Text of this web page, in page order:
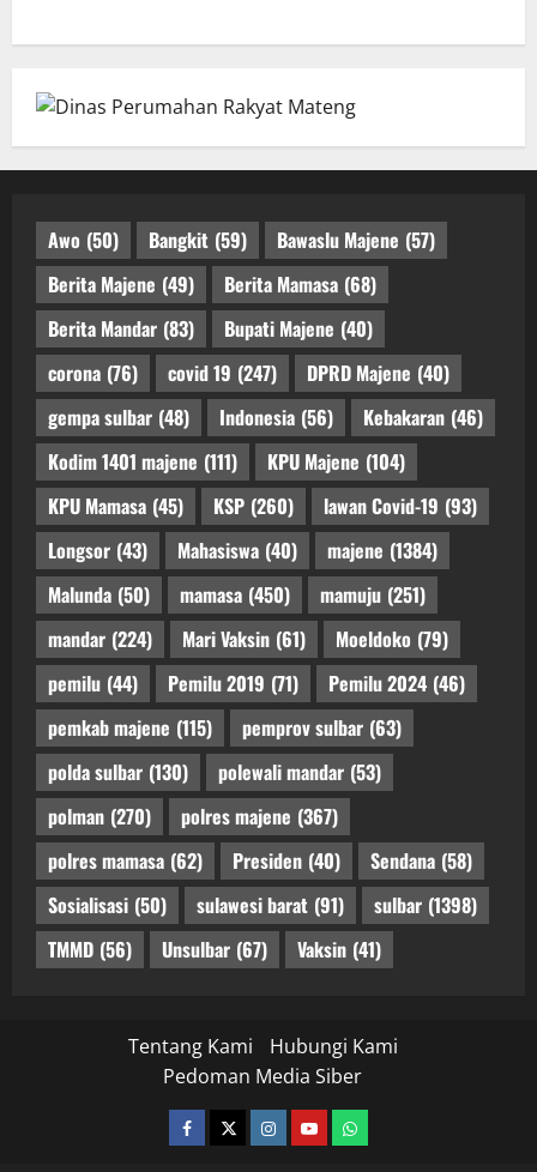
Awo (50) Bangkit (59) Bawaslu Majene (57)
Berita Majene (49) Berita Mamasa (68)
Berita Mandar (83) Bupati Majene (40)
corona (76) covid 19 (247) DPRD Majene (40)
gempa sulbar (48) Indonesia (56) Kebakaran (46)
Kodim 1401 majene (111) KPU Majene (104)
KPU Mamasa (45) KSP (260) lawan Covid-19 (93)
Longsor (43) Mahasiswa (40) majene (1384)
Malunda (50) mamasa (450) mamuju (251)
mandar (224) Mari Vaksin (61) Moeldoko (79)
pemilu (44) Pemilu 2019 (71) Pemilu 2024 (46)
pemkab majene (115) pemprov sulbar (63)
polda sulbar (130) polewali mandar (53)
polman (270) polres majene (367)
polres mamasa (62) Presiden (40) Sendana (58)
Sosialisasi (50) sulawesi barat (91) sulbar (1398)
TMMD (56) Unsulbar (67) Vaksin (41)
Tentang Kami
Hubungi Kami
Pedoman Media Siber
facebooktwitterinstagram.com
youtubewhatsapp